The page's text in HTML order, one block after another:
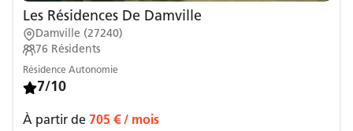
Les Résidences De Damville
Damville (27240)
76 Résidents
Résidence Autonomie
7/10
À partir de 705 €/ mois